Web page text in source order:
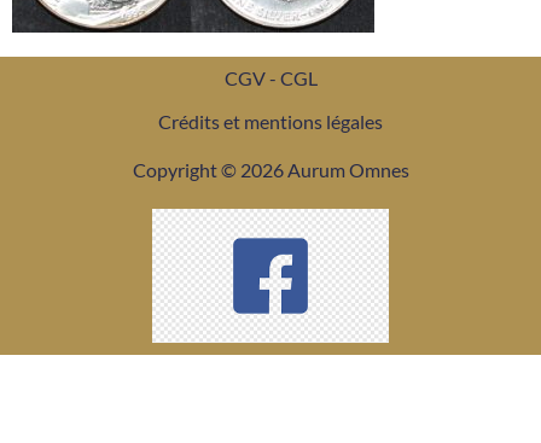
CGV - CGL
Crédits et mentions légales
Copyright © 2026 Aurum Omnes